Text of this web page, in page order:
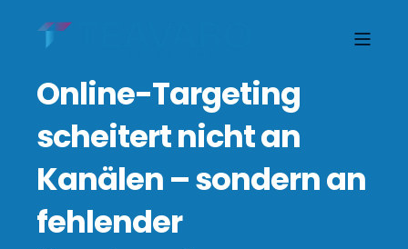
Online-Targeting
scheitert nicht an
Kanälen – sondern an
fehlender